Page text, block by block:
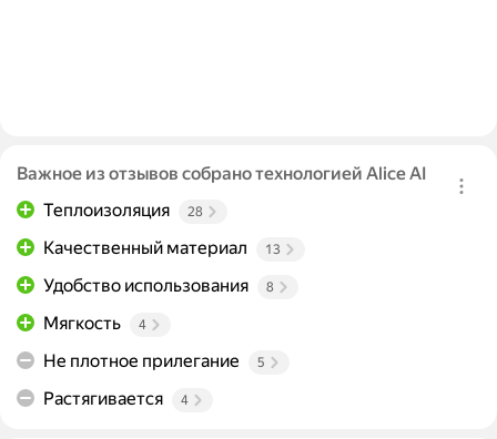
Важное из отзывов собрано технологией Alice AI
Теплоизоляция
28
Качественный материал 13
Удобство использования 8
Мягкость 4
Не плотное прилегание 5
Растягивается 4